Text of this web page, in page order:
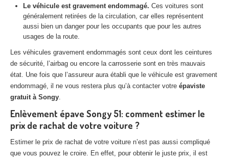
DOCUMENTSÀ JOINDRE
RACHATVÉHICULES
CONTACT
01 83 64 20 40
Le véhicule est gravement endommagé. Ces voitures sont
généralement retirées de la circulation, car elles représentent
aussi bien un danger pour les occupants que pour les autres
usages de la route.
Les véhicules gravement endommagés sont ceux dont les ceintures
de sécurité, l’airbag ou encore la carrosserie sont en très mauvais
état. Une fois que l’assureur aura établi que le véhicule est gravement
endommagé, il ne vous restera plus qu’à contacter votre épaviste
gratuit à Songy.
Enlèvement épave Songy 51: comment estimer le
prix de rachat de votre voiture ?
Estimer le prix de rachat de votre voiture n’est pas aussi compliqué
que vous pouvez le croire. En effet, pour obtenir le juste prix, il est